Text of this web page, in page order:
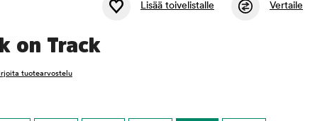
Lisää toivelistalle Vertaile
on Track
tuotearvostelu